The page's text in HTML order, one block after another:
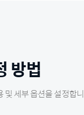
방법
및 세부 옵션을 설정합